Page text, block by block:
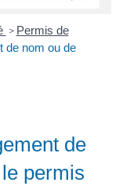
> Permis de
de nom ou de
de
permis